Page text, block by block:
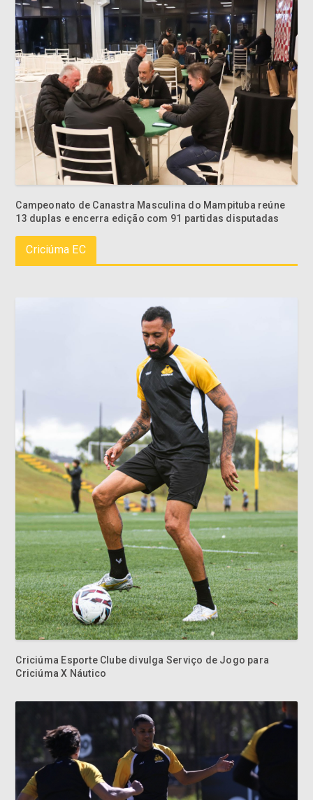
Campeonato de Canastra Masculina do Mampituba reúne
13 duplas e encerra edição com 91 partidas disputadas
Criciúma EC
Criciúma Esporte Clube divulga Serviço de Jogo para
Criciúma X Náutico